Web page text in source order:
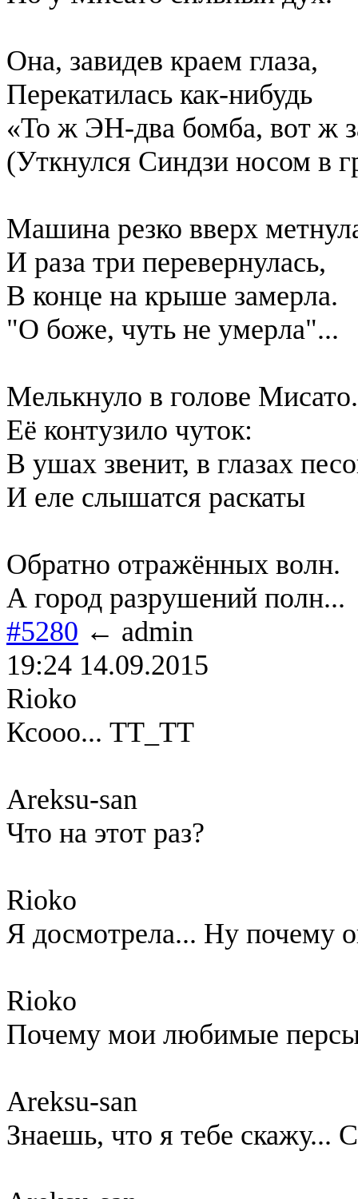
Она, завидев краем глаза,
Перекатилась как-нибудь
«То ж ЭН-два бомба, вот ж
(Уткнулся Синдзи носом в
Машина резко вверх
И раза три перевернулась,
В конце на крыше замерла.
"О боже, чуть не умерла"...
Мелькнуло в голове Мисато.
Её контузило чуток:
В ушах звенит, в глазах
И еле слышатся раскаты
Обратно отражённых волн.
А город разрушений полн...
#5280 ← admin
19:24 14.09.2015
Rioko
Ксооо... ТТ_ТТ
Areksu-san
Что на этот раз?
Rioko
Я досмотрела... Ну почему
Rioko
Почему мои любимые
Areksu-san
Знаешь, что я тебе скажу...